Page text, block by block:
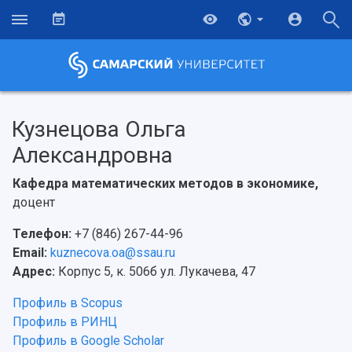
Кузнецова Ольга
Александровна
Кафедра математических методов в экономике,
доцент
Телефон: +7 (846) 267-44-96
Email: kuznecova.oa@ssau.ru
Адрес: Корпус 5, к. 506б ул. Лукачева, 47
Профиль в Scopus
Профиль в РИНЦ
Профиль в Google Scholar